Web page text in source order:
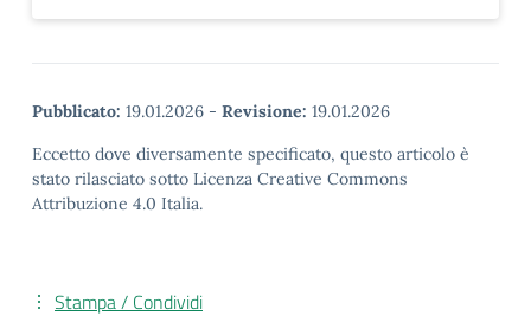
Pubblicato: 19.01.2026 - Revisione: 19.01.2026
Eccetto dove diversamente specificato, questo articolo è
stato rilasciato sotto Licenza Creative Commons
Attribuzione 4.0 Italia.
Stampa / Condividi